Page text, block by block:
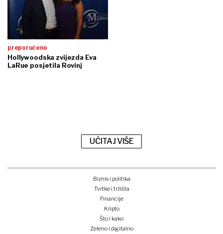
preporučeno
Hollywoodska zvijezda Eva
LaRue posjetila Rovinj
UČITAJ VIŠE
Biznis i politika
Tvrtke i tržišta
Financije
Kripto
Što i kako
Zeleno i digitalno